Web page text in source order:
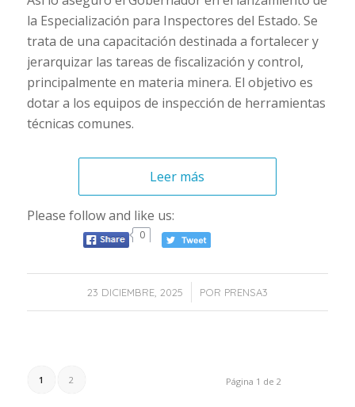
la Especialización para Inspectores del Estado. Se
trata de una capacitación destinada a fortalecer y
jerarquizar las tareas de fiscalización y control,
principalmente en materia minera. El objetivo es
dotar a los equipos de inspección de herramientas
técnicas comunes.
Leer más
Please follow and like us:
0
23 DICIEMBRE, 2025
/ POR PRENSA3
Página 1 de 2
1 2